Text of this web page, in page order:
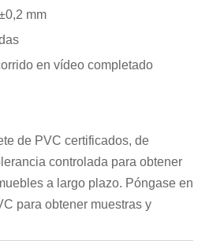
mm
en vídeo completado
de PVC certificados, de
controlada para obtener
a largo plazo. Póngase en
para obtener muestras y